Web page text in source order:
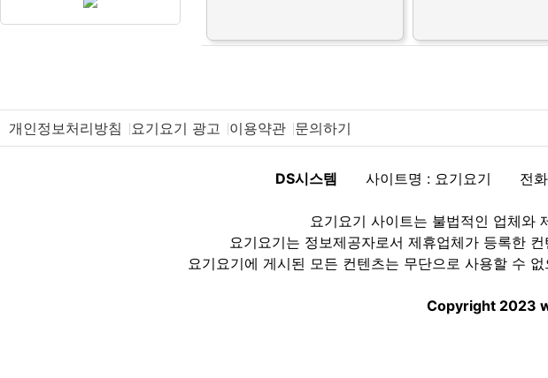
개인정보처리방침 요기요기 광고 이용약관 문의하기
DS시스템 사이트명 : 요기요기 전
요기요기 사이트는 불법적인 업체와
요기요기는 정보제공자로서 제휴업체가 등록한
요기요기에 게시된 모든 컨텐츠는 무단으로 사용할 수
Copyright 2023